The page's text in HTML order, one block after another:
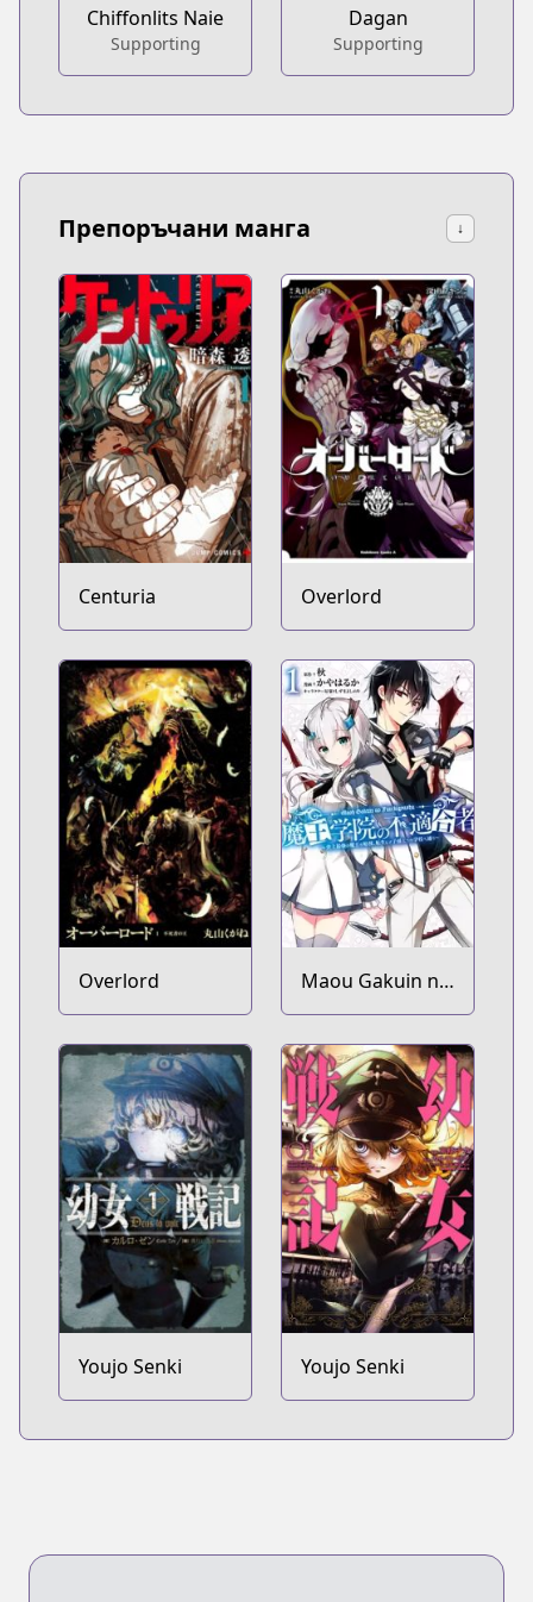
Chiffonlits Naie
Supporting
Dagan
Supporting
Препоръчани манга ↓
Centuria Overlord
Overlord
Maou Gakuin no
Futekigousha:
Shijou Saikyou
no Maou no
Shiso, Tensei
shite Shison-
tachi no Gakkou
e Kayou
Youjo Senki Youjo Senki